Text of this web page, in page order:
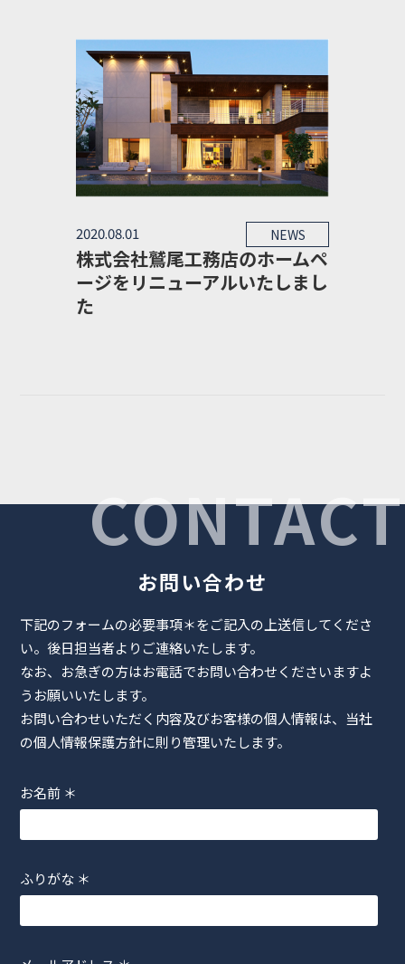
2020.08.01 NEWS
株式会社鷲尾工務店のホームペ
ージをリニューアルいたしまし
た
CONTACT
お問い合わせ
下記のフォームの必要事項＊をご記入の上送信してくださ
い。後日担当者よりご連絡いたします。
なお、お急ぎの方はお電話でお問い合わせくださいますよ
うお願いいたします。
お問い合わせいただく内容及びお客様の個人情報は、当社
の個人情報保護方針に則り管理いたします。
お名前 ＊
ふりがな ＊